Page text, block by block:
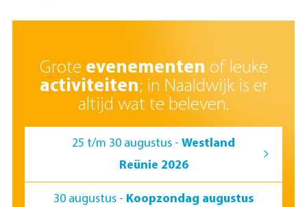
Grote evenementen of leuke
activiteiten; in Naaldwijk is er
altijd wat te beleven.
25 t/m 30 augustus - Westland
Reünie 2026
30 augustus - Koopzondag augustus